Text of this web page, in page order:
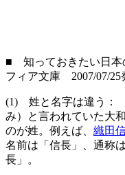
■ 知っておきたい日
フィア文庫 2007/07/25
(1) 姓と名字は違う：
み）と言われていた大
のが姓。例えば、 織田
名前は「信長」、通称
長」。